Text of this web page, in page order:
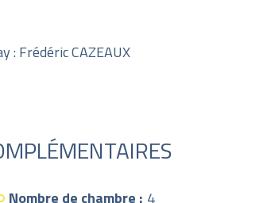
: Frédéric CAZEAUX
Nombre de chambre : 4